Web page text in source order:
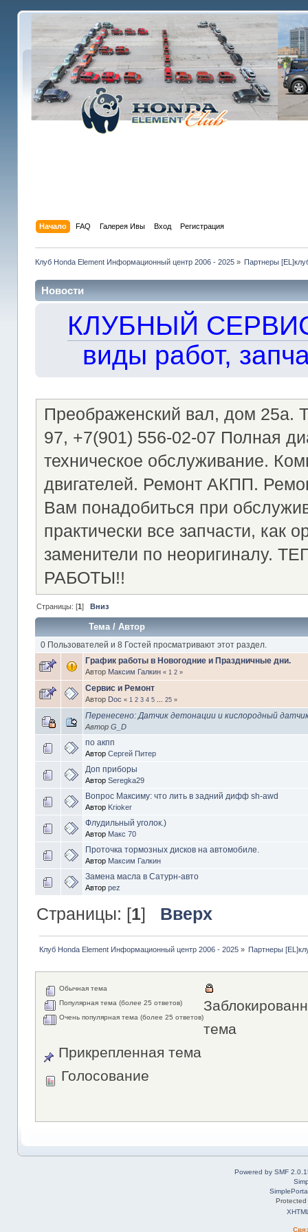
Начало FAQ Галерея Ивы Вход Регистрация
Клуб Honda Element Информационный центр 2006 - 2025» Партнеры
Новости
КЛУБНЫЙ
виды работ,
Преображенский вал, дом 25а.
97, +7(901) 556-02-07 Полная
техническое обслуживание.
двигателей. Ремонт АКПП.
Вам понадобиться при
практически все запчасти, как
заменители по
РАБОТЫ!!
Страницы: [1] Вниз
Тема/ Автор
0 Пользователей и 8 Гостей просматривают этот раздел.
График работы в Новогодние и Праздничные дни.
Автор Максим Галкин « 1 2»
Сервис и Ремонт
Автор Doc « 1 2 3 4 5 25»
Перенесено: Датчик детонации и кислородный
Автор G_D
по акпп
Автор Сергей Питер
Доп приборы
Автор Seregka29
Вопрос Максиму: что лить в задний дифф sh-awd
Автор Krioker
Флудильный уголок.)
Автор Макс 70
Проточка тормозных дисков на автомобиле.
Автор Максим Галкин
Замена масла в Сатурн-авто
Автор pez
Страницы: [1] Вверх
Клуб Honda Element Информационный центр 2006 - 2025» Партнеры
Обычная тема
Популярная тема (более 25 ответов)
Очень популярная тема (более 25 ответов)
тема
Прикрепленная тема
Голосование
Powered by SMF